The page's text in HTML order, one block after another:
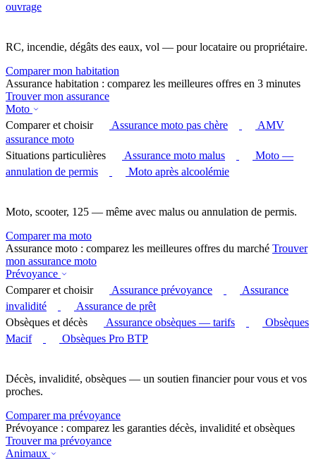
ouvrage
RC, incendie, dégâts des eaux, vol — pour locataire ou propriétaire.
Comparer mon habitation
Assurance habitation : comparez les meilleures offres en 3 minutes
Trouver mon assurance
Moto
Comparer et choisir
Assurance moto pas chère
AMV
assurance moto
Situations particulières
Assurance moto malus
Moto —
annulation de permis
Moto après alcoolémie
Moto, scooter, 125 — même avec malus ou annulation de permis.
Comparer ma moto
Assurance moto : comparez les meilleures offres du marché Trouver
mon assurance moto
Prévoyance
Comparer et choisir
Assurance prévoyance
Assurance
invalidité
Assurance de prêt
Obsèques et décès
Assurance obsèques — tarifs
Obsèques
Macif
Obsèques Pro BTP
Décès, invalidité, obsèques — un soutien financier pour vous et vos
proches.
Comparer ma prévoyance
Prévoyance : comparez les garanties décès, invalidité et obsèques
Trouver ma prévoyance
Animaux